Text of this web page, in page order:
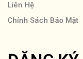
Liên Hệ
Chính Sách Bảo Mật